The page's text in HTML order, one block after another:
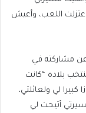
اعتزلت اللعب، وأعيش
عن مشاركته في
وكوبا أميركا 2011 مع منتخب بلاده “كانت
كبيرا لي ولعائلتي،
أتيحت لي